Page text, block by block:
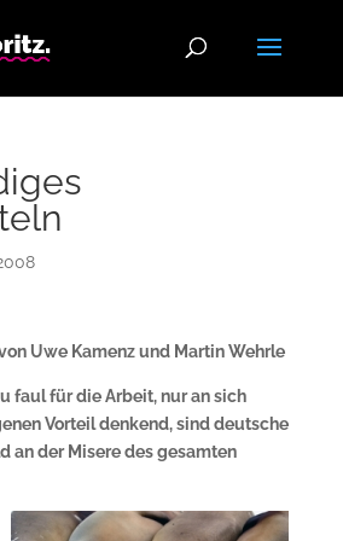
Uwe Kamenz und Martin Wehrle
faul für die Arbeit, nur an sich
Vorteil denkend, sind deutsche
an der Misere des gesamten